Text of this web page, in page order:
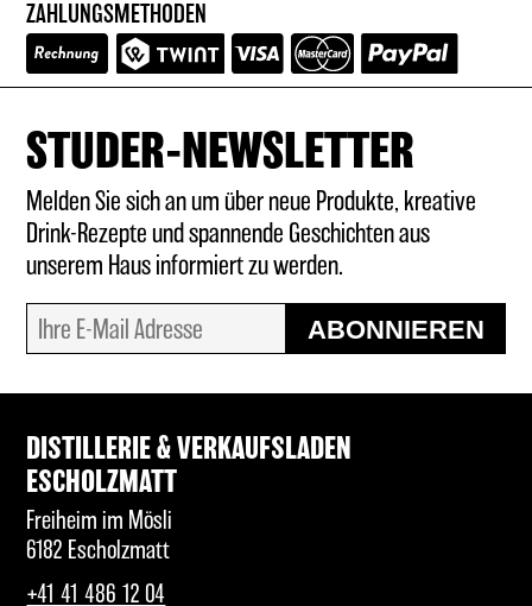
ZAHLUNGSMETHODEN
STUDER-NEWSLETTER
Melden Sie sich an um über neue Produkte, kreative
Drink-Rezepte und spannende Geschichten aus
unserem Haus informiert zu werden.
ABONNIEREN
DISTILLERIE & VERKAUFSLADEN
ESCHOLZMATT
Freiheim im Mösli
6182 Escholzmatt
+41 41 486 12 04